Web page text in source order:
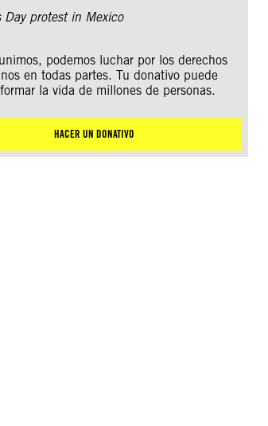
podemos luchar por los derechos
en todas partes. Tu donativo puede
la vida de millones de personas.
HACER UN DONATIVO